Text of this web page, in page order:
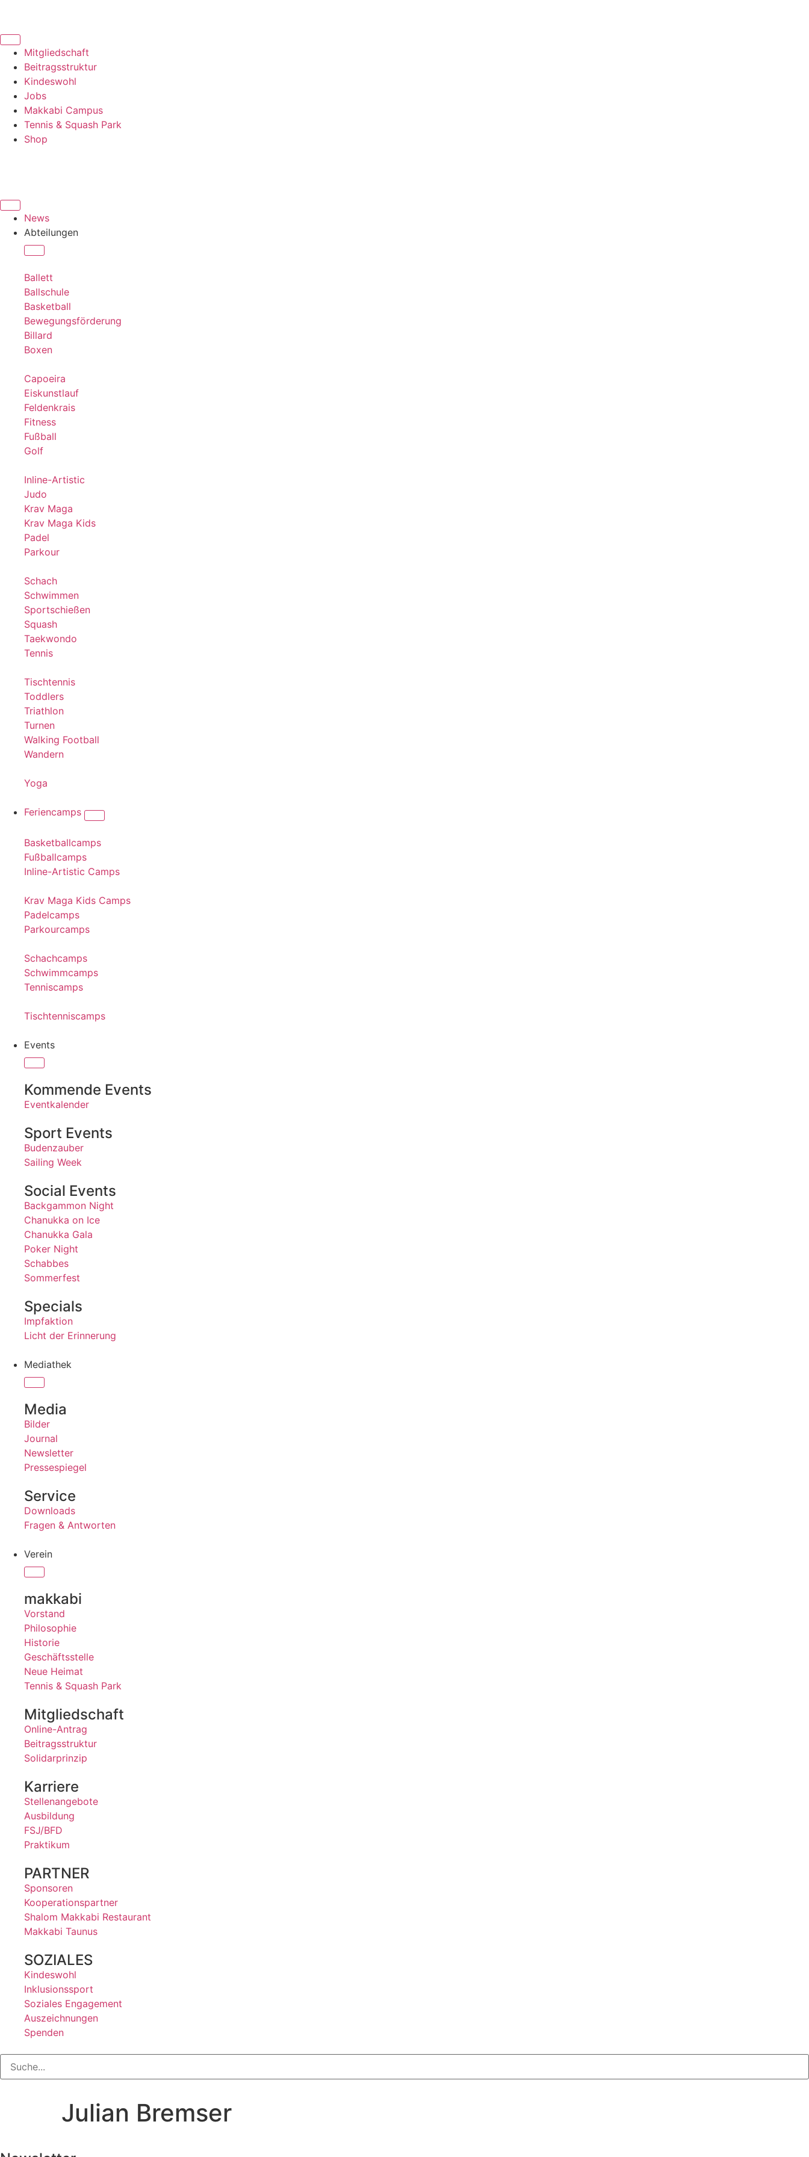
Mitgliedschaft
Beitragsstruktur
Kindeswohl
Jobs
Makkabi Campus
Tennis & Squash Park
Shop
News
Abteilungen
Ballett
Ballschule
Basketball
Bewegungsförderung
Billard
Boxen
Capoeira
Eiskunstlauf
Feldenkrais
Fitness
Fußball
Golf
Inline-Artistic
Judo
Krav Maga
Krav Maga Kids
Padel
Parkour
Schach
Schwimmen
Sportschießen
Squash
Taekwondo
Tennis
Tischtennis
Toddlers
Triathlon
Turnen
Walking Football
Wandern
Yoga
Feriencamps
Basketballcamps
Fußballcamps
Inline-Artistic Camps
Krav Maga Kids Camps
Padelcamps
Parkourcamps
Schachcamps
Schwimmcamps
Tenniscamps
Tischtenniscamps
Events
Kommende Events
Eventkalender
Sport Events
Budenzauber
Sailing Week
Social Events
Backgammon Night
Chanukka on Ice
Chanukka Gala
Poker Night
Schabbes
Sommerfest
Specials
Impfaktion
Licht der Erinnerung
Mediathek
Media
Bilder
Journal
Newsletter
Pressespiegel
Service
Downloads
Fragen & Antworten
Verein
makkabi
Vorstand
Philosophie
Historie
Geschäftsstelle
Neue Heimat
Tennis & Squash Park
Mitgliedschaft
Online-Antrag
Beitragsstruktur
Solidarprinzip
Karriere
Stellenangebote
Ausbildung
FSJ/BFD
Praktikum
PARTNER
Sponsoren
Kooperationspartner
Shalom Makkabi Restaurant
Makkabi Taunus
SOZIALES
Kindeswohl
Inklusionssport
Soziales Engagement
Auszeichnungen
Spenden
Julian Bremser